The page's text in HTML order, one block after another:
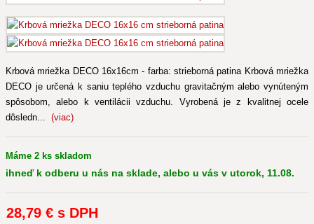
Krbová mriežka DECO 16x16cm - farba: strieborná patina Krbová mriežka
DECO je určená k saniu teplého vzduchu gravitačným alebo vynúteným
spôsobom, alebo k ventilácii vzduchu. Vyrobená je z kvalitnej ocele
dôsledn... (viac)
Máme 2 ks skladom
ihneď k odberu u nás na sklade, alebo u vás v utorok, 11.08.
28,79 € s DPH